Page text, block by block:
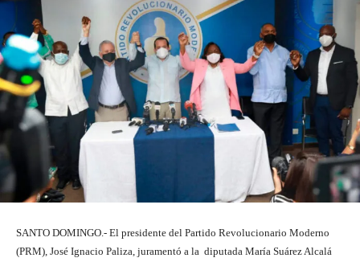
SANTO DOMINGO.- El presidente del Partido Revolucionario Moderno
(PRM), José Ignacio Paliza, juramentó a la diputada María Suárez Alcalá